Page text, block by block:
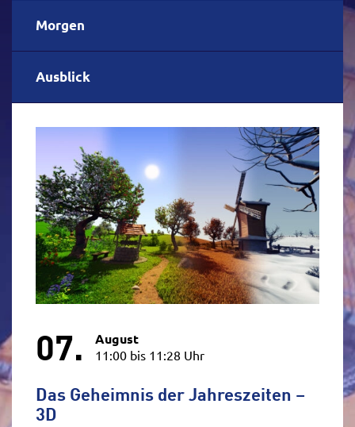
Morgen
Ausblick
07. August
11:00 bis 11:28 Uhr
Das Geheimnis der Jahreszeiten –
3D